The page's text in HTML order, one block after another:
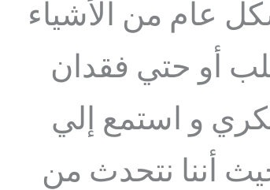
عام من الأشياء
أو حتي فقدان
و استمع إلي
أننا نتحدث من